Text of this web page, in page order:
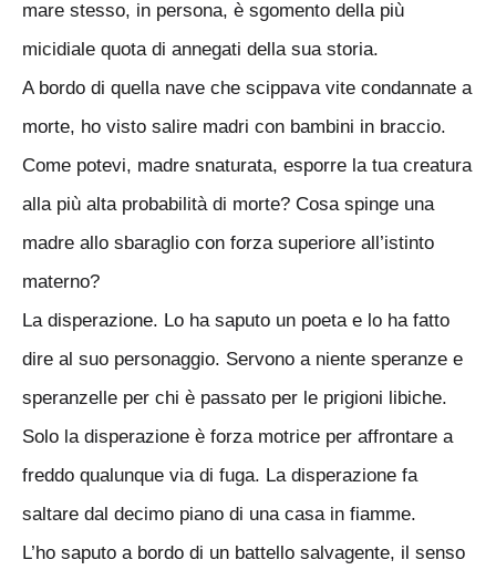
mare stesso, in persona, è sgomento della più
micidiale quota di annegati della sua storia.
A bordo di quella nave che scippava vite condannate a
morte, ho visto salire madri con bambini in braccio.
Come potevi, madre snaturata, esporre la tua creatura
alla più alta probabilità di morte? Cosa spinge una
madre allo sbaraglio con forza superiore all’istinto
materno?
La disperazione. Lo ha saputo un poeta e lo ha fatto
dire al suo personaggio. Servono a niente speranze e
speranzelle per chi è passato per le prigioni libiche.
Solo la disperazione è forza motrice per affrontare a
freddo qualunque via di fuga. La disperazione fa
saltare dal decimo piano di una casa in fiamme.
L’ho saputo a bordo di un battello salvagente, il senso